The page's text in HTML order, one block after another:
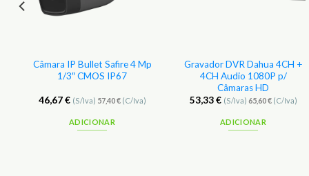
Câmara IP Bullet Safire 4 Mp
1/3″ CMOS IP67
46,67€ (S/Iva) 57,40€(C/Iva)
ADICIONAR
Gravador DVR Dahua 4CH +
4CH Audio 1080P p/
Câmaras HD
53,33€ (S/Iva) 65,60€(C/Iva)
ADICIONAR